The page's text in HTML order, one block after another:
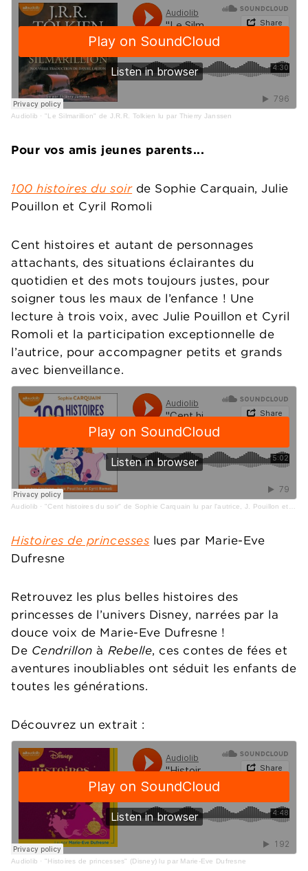
Audiolib · "Le Silmarillion" de J.R.R. Tolkien lu par Thierry Janssen
Pour vos amis jeunes parents...
100 histoires du soir de Sophie Carquain, Julie
Pouillon et Cyril Romoli
Cent histoires et autant de personnages
attachants, des situations éclairantes du
quotidien et des mots toujours justes, pour
soigner tous les maux de l’enfance ! Une
lecture à trois voix, avec Julie Pouillon et Cyril
Romoli et la participation exceptionnelle de
l’autrice, pour accompagner petits et grands
avec bienveillance.
Audiolib · "Cent histoires du soir" de Sophie Carquain lu par l'autrice, J. Pouillon et C. Romoli
Histoires de princesses lues par Marie-Eve
Dufresne
Retrouvez les plus belles histoires des
princesses de l’univers Disney, narrées par la
douce voix de Marie-Eve Dufresne !
De Cendrillon à Rebelle, ces contes de fées et
aventures inoubliables ont séduit les enfants de
toutes les générations.
Découvrez un extrait :
Audiolib · "Histoires de princesses" (Disney) lu par Marie-Eve Dufresne